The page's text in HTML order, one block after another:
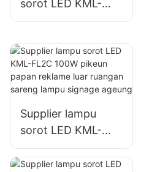
sorot LED KML-
FL05 300W, lampu
dermaga
Supplier lampu
sorot LED KML-
FL2C 100W pikeun
papan reklame luar